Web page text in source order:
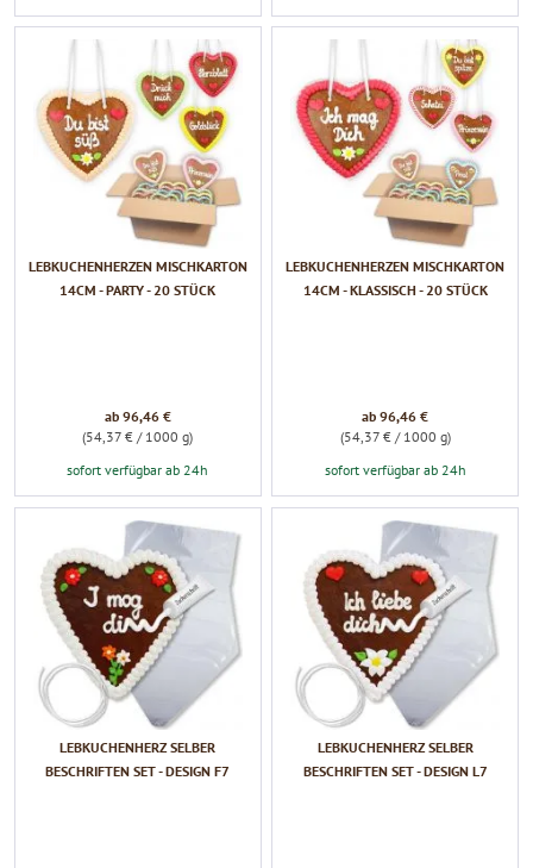
LEBKUCHENHERZEN MISCHKARTON
14CM - PARTY - 20 STÜCK
ab 96,46 €
(54,37 € / 1000 g)
sofort verfügbar ab 24h
LEBKUCHENHERZEN MISCHKARTON
14CM - KLASSISCH - 20 STÜCK
ab 96,46 €
(54,37 € / 1000 g)
sofort verfügbar ab 24h
LEBKUCHENHERZ SELBER
BESCHRIFTEN SET - DESIGN F7
LEBKUCHENHERZ SELBER
BESCHRIFTEN SET - DESIGN L7